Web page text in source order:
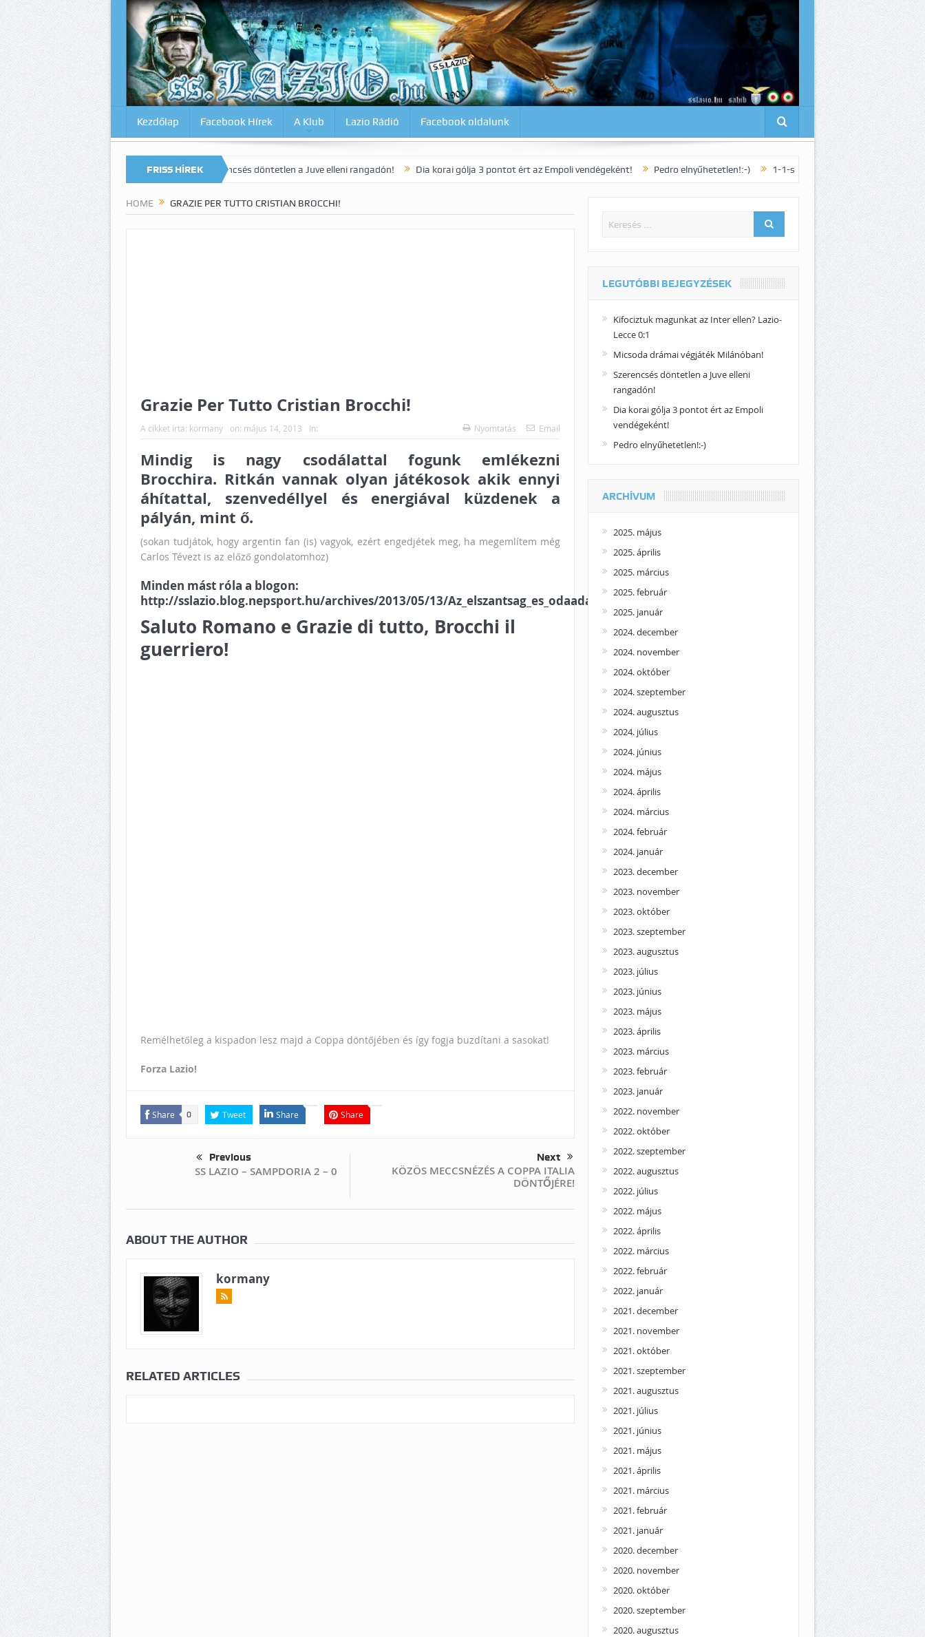
Kezdőlap Facebook Hírek A Klub Lazio Rádió Facebook oldalunk
FRISS HÍREK
drámai végjáték Milánóban! Szerencsés döntetlen a Juve elleni rangadón! Dia korai gólja 3 pontot ért az Empoli vendégeként! Pedro elnyűhetetlen!:-) 1-1-s döntetlennel zárult a római derbi!
HOME GRAZIE PER TUTTO CRISTIAN BROCCHI!
Grazie Per Tutto Cristian Brocchi!
A cikket írta: kormany on: május 14, 2013 In: Nyomtatás Email
Mindig is nagy csodálattal fogunk emlékezni
Brocchira. Ritkán vannak olyan játékosok akik ennyi
áhítattal, szenvedéllyel és energiával küzdenek a
pályán, mint ő.
(sokan tudjátok, hogy argentin fan (is) vagyok, ezért engedjétek meg, ha megemlítem még
Carlos Tévezt is az előző gondolatomhoz)
Minden mást róla a blogon:
http://sslazio.blog.nepsport.hu/archives/2013/05/13/Az_elszantsag_es_odaadas_szimboluma_befejezte/
Saluto Romano e Grazie di tutto, Brocchi il
guerriero!
Remélhetőleg a kispadon lesz majd a Coppa döntőjében és így fogja buzdítani a sasokat!
Forza Lazio!
Share 0 Tweet Share Share
Previous
SS LAZIO – SAMPDORIA 2 – 0
Next
KÖZÖS MECCSNÉZÉS A COPPA ITALIA
DÖNTŐJÉRE!
ABOUT THE AUTHOR
kormany
RELATED ARTICLES
LEGUTÓBBI BEJEGYZÉSEK
Kifociztuk magunkat az Inter ellen? Lazio-
Lecce 0:1
Micsoda drámai végjáték Milánóban!
Szerencsés döntetlen a Juve elleni
rangadón!
Dia korai gólja 3 pontot ért az Empoli
vendégeként!
Pedro elnyűhetetlen!:-)
ARCHÍVUM
2025. május
2025. április
2025. március
2025. február
2025. január
2024. december
2024. november
2024. október
2024. szeptember
2024. augusztus
2024. július
2024. június
2024. május
2024. április
2024. március
2024. február
2024. január
2023. december
2023. november
2023. október
2023. szeptember
2023. augusztus
2023. július
2023. június
2023. május
2023. április
2023. március
2023. február
2023. január
2022. november
2022. október
2022. szeptember
2022. augusztus
2022. július
2022. május
2022. április
2022. március
2022. február
2022. január
2021. december
2021. november
2021. október
2021. szeptember
2021. augusztus
2021. július
2021. június
2021. május
2021. április
2021. március
2021. február
2021. január
2020. december
2020. november
2020. október
2020. szeptember
2020. augusztus